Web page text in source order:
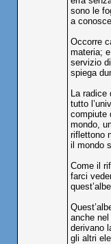
sono le
a
Occorre
materia;
servizio
spiega
La radice
tutto
compiute
mondo,
riflettono
il mondo
Come il
farci
anche
derivano
gli altri